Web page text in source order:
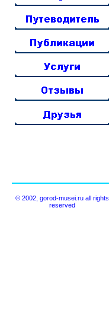
© 2002, gorod-musei.ru all rights
reserved